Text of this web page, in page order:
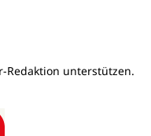
Redaktion unterstützen.